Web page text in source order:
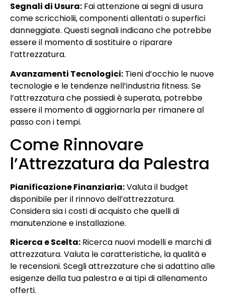
Segnali di Usura: Fai attenzione ai segni di usura
come scricchiolii, componenti allentati o superfici
danneggiate. Questi segnali indicano che potrebbe
essere il momento di sostituire o riparare
l’attrezzatura.
Avanzamenti Tecnologici: Tieni d’occhio le nuove
tecnologie e le tendenze nell’industria fitness. Se
l’attrezzatura che possiedi è superata, potrebbe
essere il momento di aggiornarla per rimanere al
passo con i tempi.
Come Rinnovare
l’Attrezzatura da Palestra
Pianificazione Finanziaria:Valuta il budget
disponibile per il rinnovo dell’attrezzatura.
Considera sia i costi di acquisto che quelli di
manutenzione e installazione.
Ricerca e Scelta: Ricerca nuovi modelli e marchi di
attrezzatura. Valuta le caratteristiche, la qualità e
le recensioni. Scegli attrezzature che si adattino alle
esigenze della tua palestra e ai tipi di allenamento
offerti.